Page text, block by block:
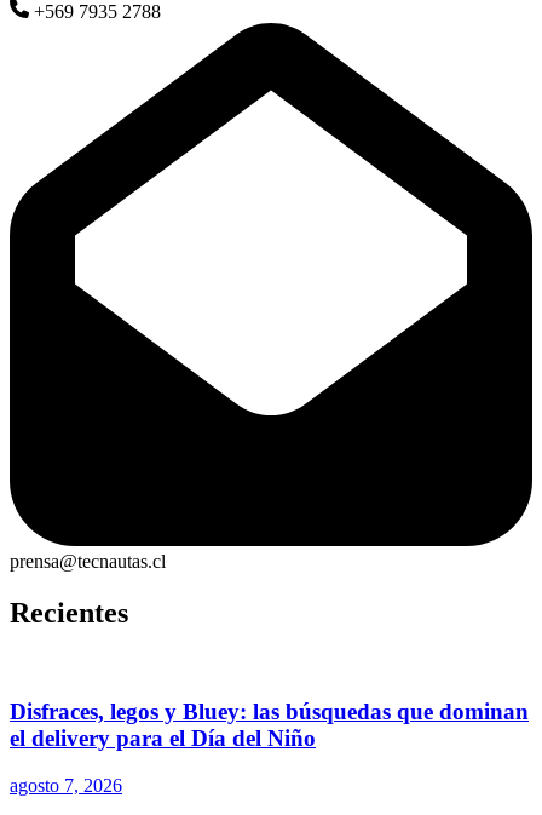
+569 7935 2788
prensa@tecnautas.cl
Recientes
Disfraces, legos y Bluey: las búsquedas que dominan
el delivery para el Día del Niño
agosto 7, 2026